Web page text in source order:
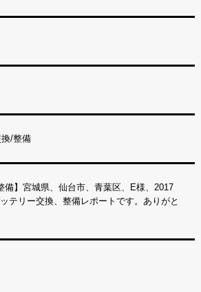
/整備
備】宮城県、仙台市、青葉区、E様、2017
テリー交換、整備レポートです。ありがと